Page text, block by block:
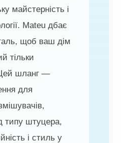
майстерність і
Mateu дбає
щоб ваш дім
тільки
шланг —
для
типу штуцера,
і стиль у